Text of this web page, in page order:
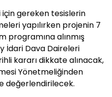
gereken tesislerin
yapılırken projenin 7
programına alınmış
İdari Dava Daireleri
kararı dikkate alınacak,
Yönetmeliğinden
değerlendirilecek.